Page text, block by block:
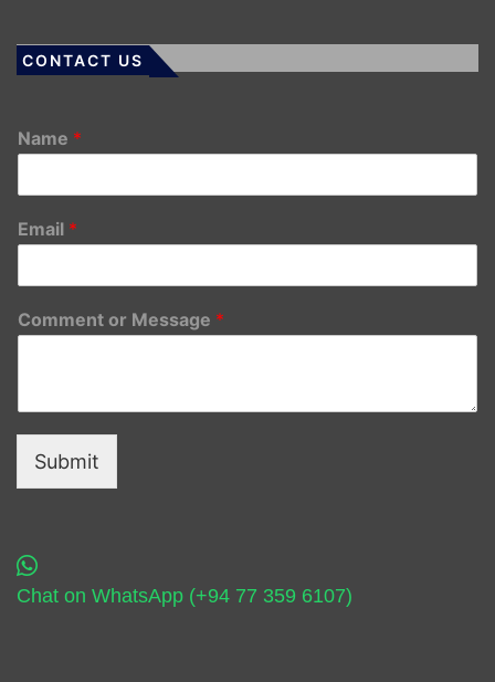
CONTACT US
Name *
Email *
Comment or Message *
Submit
Chat on WhatsApp (+94 77 359 6107)